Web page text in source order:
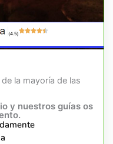
(4.5)
la mayoría de las
y nuestros guías os